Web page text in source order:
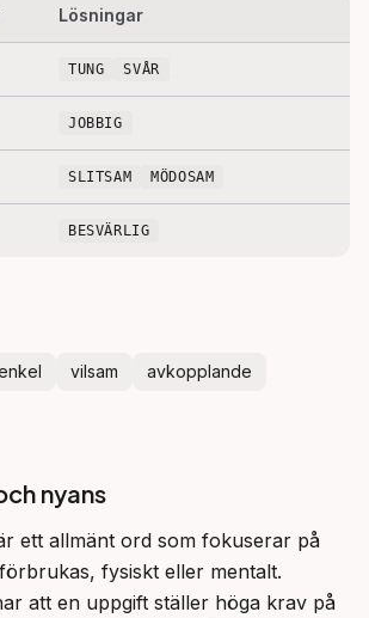
Lösningar
TUNG SVÅR
JOBBIG
SLITSAM MÖDOSAM
BESVÄRLIG
vilsam
avkopplande
nyans
ett allmänt ord som fokuserar på
att en uppgift ställer höga krav på